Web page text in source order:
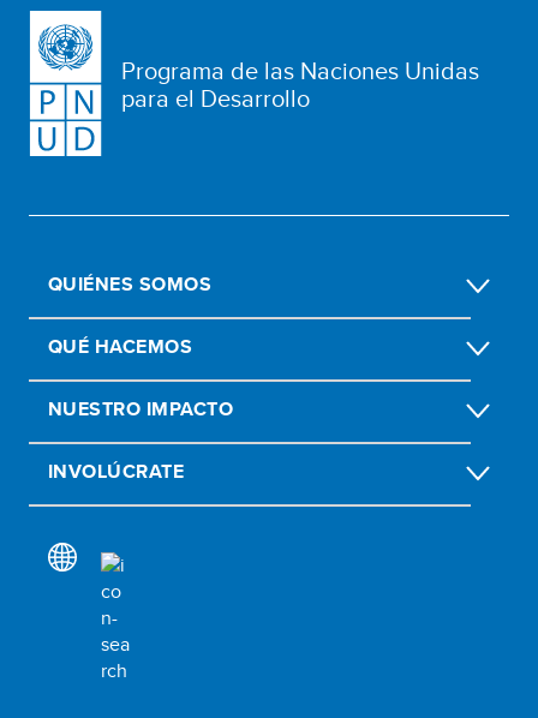
Programa de las Naciones Unidas
para el Desarrollo
QUIÉNES SOMOS
QUÉ HACEMOS
NUESTRO IMPACTO
INVOLÚCRATE